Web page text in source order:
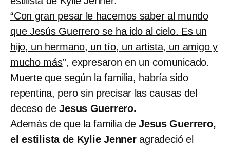
“Con gran pesar le hacemos saber al mundo
que Jesús Guerrero se ha ido al cielo. Es un
hijo, un hermano, un tío, un artista, un amigo y
mucho más”, expresaron en un comunicado.
Muerte que según la familia, habría sido
repentina, pero sin precisar las causas del
deceso deJesus Guerrero.
Además de que la familia de Jesus Guerrero,
el estilista de Kylie Jenneragradeció el